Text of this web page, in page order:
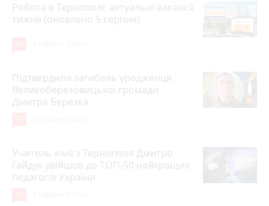
Робота в Тернополі: актуальні вакансії
тижня (оновлено 5 серпня)
Підтвердили загибель уродженця
Великоберезовицької громади
Дмитра Березка
Учитель хімії з Тернополя Дмитро
Гайдук увійшов до ТОП-50 найкращих
педагогів України